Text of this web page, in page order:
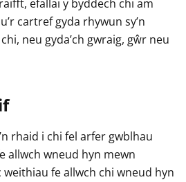
efallai y byddech chi am
cartref gyda rhywun sy’n
neu gyda’ch gwraig, gŵr neu
rhaid i chi fel arfer gwblhau
allwch wneud hyn mewn
weithiau fe allwch chi wneud hyn